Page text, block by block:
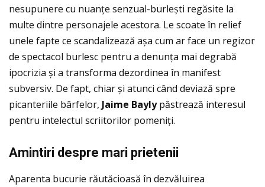
nesupunere cu nuanţe senzual-burlești regăsite la
multe dintre personajele acestora. Le scoate în relief
unele fapte ce scandalizează așa cum ar face un regizor
de spectacol burlesc pentru a denunţa mai degrabă
ipocrizia și a transforma dezordinea în manifest
subversiv. De fapt, chiar și atunci când deviază spre
picanteriile bârfelor, Jaime Baylypăstrează interesul
pentru intelectul scriitorilor pomeniţi.
Amintiri despre mari prietenii
Aparenta bucurie răutăcioasă în dezvăluirea